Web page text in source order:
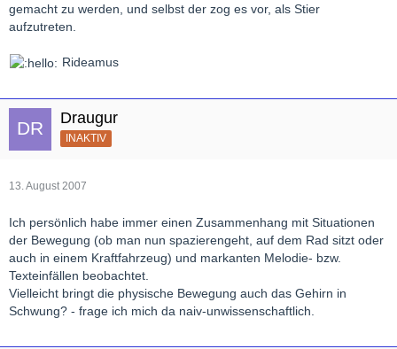
gemacht zu werden, und selbst der zog es vor, als Stier
aufzutreten.
Rideamus
Draugur
INAKTIV
13. August 2007
Ich persönlich habe immer einen Zusammenhang mit Situationen
der Bewegung (ob man nun spazierengeht, auf dem Rad sitzt oder
auch in einem Kraftfahrzeug) und markanten Melodie- bzw.
Texteinfällen beobachtet.
Vielleicht bringt die physische Bewegung auch das Gehirn in
Schwung? - frage ich mich da naiv-unwissenschaftlich.